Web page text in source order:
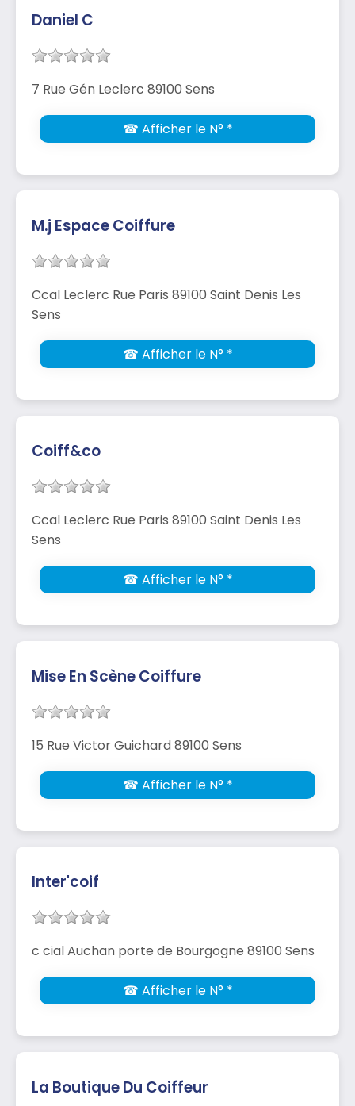
Daniel C
7 Rue Gén Leclerc 89100 Sens
☎ Afficher le N° *
M.j Espace Coiffure
Ccal Leclerc Rue Paris 89100 Saint Denis Les
Sens
☎ Afficher le N° *
Coiff&co
Ccal Leclerc Rue Paris 89100 Saint Denis Les
Sens
☎ Afficher le N° *
Mise En Scène Coiffure
15 Rue Victor Guichard 89100 Sens
☎ Afficher le N° *
Inter'coif
c cial Auchan porte de Bourgogne 89100 Sens
☎ Afficher le N° *
La Boutique Du Coiffeur